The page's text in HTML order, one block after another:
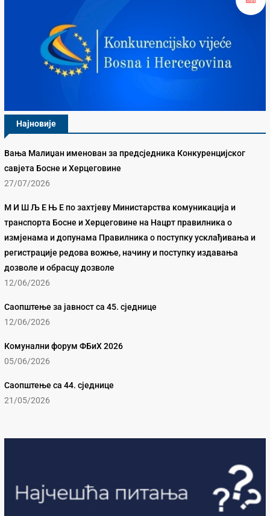
Најновије
Вања Малиџан именован за предсједника Конкуренцијског
савјета Босне и Херцеговине
27/07/2026
М И Ш Љ Е Њ Е по захтјеву Министарства комуникација и
транспорта Босне и Херцеговине на Нацрт правилника о
измјенама и допунама Правилника о поступку усклађивања и
регистрације редова вожње, начину и поступку издавања
дозволе и обрасцу дозволе
12/06/2026
Саопштење за јавност са 45. сједнице
12/06/2026
Комунални форум ФБиХ 2026
05/06/2026
Саопштење са 44. сједнице
21/05/2026